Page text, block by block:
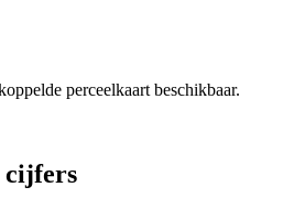
perceelkaart beschikbaar.
cijfers